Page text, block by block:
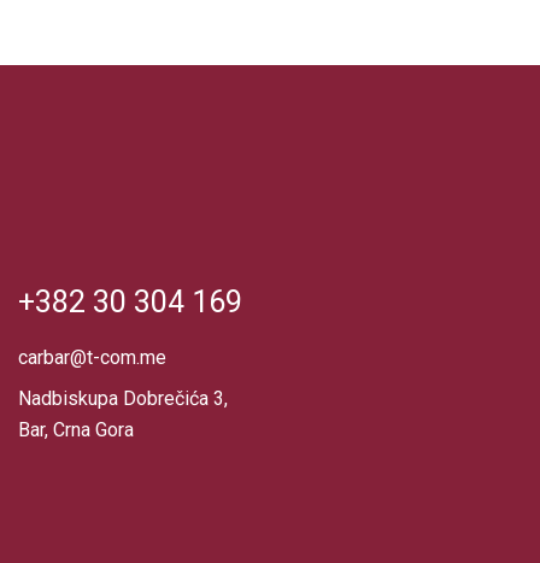
+382 30 304 169
carbar@t-com.me
Nadbiskupa Dobrečića 3,
Bar, Crna Gora